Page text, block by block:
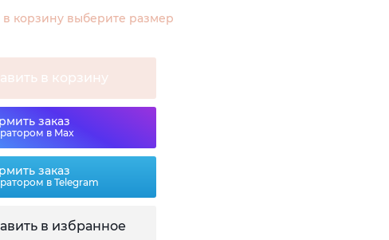
корзину выберите размер
в корзину
заказ
в Max
заказ
в Telegram
в избранное